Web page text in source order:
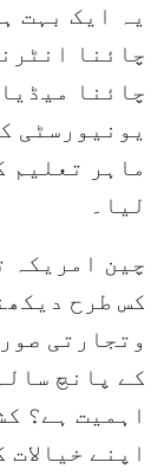
یہ ایک بہت
چائنا
چائنا
یونیورسٹی
ماہر تعلیم
لیا۔
چین امریکہ
کس طرح
وتجارتی
کے پانچ
اہمیت ہے؟
اپنے